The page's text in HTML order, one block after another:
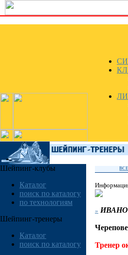
Шейпинг-клубы
Каталог
поиск по каталогу
по технологиям
Шейпинг-тренеры
Каталог
поиск по каталогу
»
Тренер